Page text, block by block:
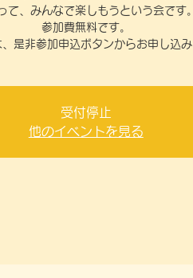
て、みんなで楽しもうという会です。
参加費無料です。
受付停止
他のイベントを見る